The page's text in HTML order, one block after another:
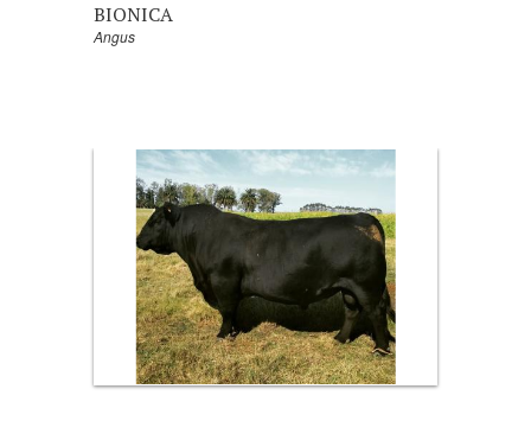
BIONICA
Angus